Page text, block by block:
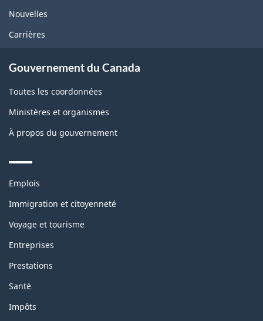
Nouvelles
Carrières
Gouvernement du Canada
Toutes les coordonnées
Ministères et organismes
À propos du gouvernement
Themes
topics
Emplois
Immigration et citoyenneté
Voyage et tourisme
Entreprises
Prestations
Santé
Impôts